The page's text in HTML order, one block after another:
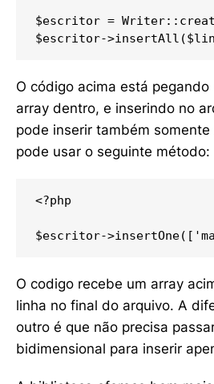
$escritor =
$escritor-
O código acima está pegando
array dentro, e inserindo no
pode inserir também
pode usar o seguinte método:
<?php
$escritor-
O codigo recebe um array
linha no final do arquivo. A
outro é que não precisa
bidimensional para inserir